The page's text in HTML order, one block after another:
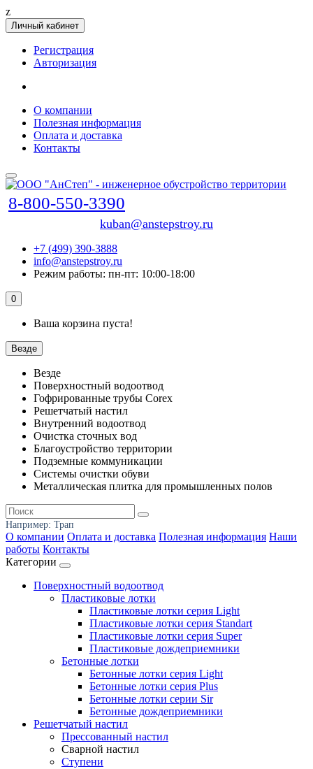
z
Личный кабинет
Регистрация
Авторизация
О компании
Полезная информация
Оплата и доставка
Контакты
8-800-550-3390
kuban@anstepstroy.ru
+7 (499) 390-3888
info@anstepstroy.ru
Режим работы: пн-пт: 10:00-18:00
0
Ваша корзина пуста!
Везде
Везде
Поверхностный водоотвод
Гофрированные трубы Corex
Решетчатый настил
Внутренний водоотвод
Очистка сточных вод
Благоустройство территории
Подземные коммуникации
Системы очистки обуви
Металлическая плитка для промышленных полов
Например: Трап
О компании Оплата и доставка Полезная информация Наши
работы Контакты
Категории
Поверхностный водоотвод
Пластиковые лотки
Пластиковые лотки серия Light
Пластиковые лотки серия Standart
Пластиковые лотки серия Super
Пластиковые дождеприемники
Бетонные лотки
Бетонные лотки серия Light
Бетонные лотки серия Plus
Бетонные лотки серии Sir
Бетонные дождеприемники
Решетчатый настил
Прессованный настил
Сварной настил
Ступени